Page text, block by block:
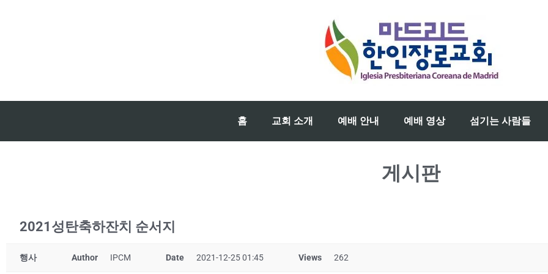
홈 교회 소개 예배 안내 예배 영상 섬기는 사람들
게시판
2021성탄축하잔치 순서지
행사 Author IPCM Date 2021-12-25 01:45 Views 262